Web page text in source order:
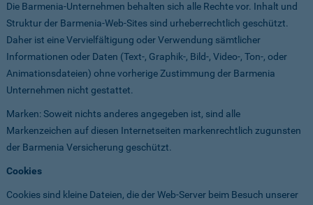
Die Barmenia-Unternehmen behalten sich alle Rechte vor. Inhalt und
Struktur der Barmenia-Web-Sites sind urheberrechtlich geschützt.
Daher ist eine Vervielfältigung oder Verwendung sämtlicher
Informationen oder Daten (Text-, Graphik-, Bild-, Video-, Ton-, oder
Animationsdateien) ohne vorherige Zustimmung der Barmenia
Unternehmen nicht gestattet.
Marken: Soweit nichts anderes angegeben ist, sind alle
Markenzeichen auf diesen Internetseiten markenrechtlich zugunsten
der Barmenia Versicherung geschützt.
Cookies
Cookies sind kleine Dateien, die der Web-Server beim Besuch unserer